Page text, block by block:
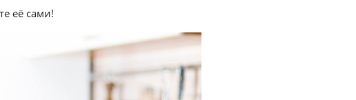
её сами!